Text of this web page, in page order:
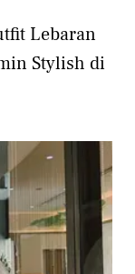
Lebaran
Stylish di